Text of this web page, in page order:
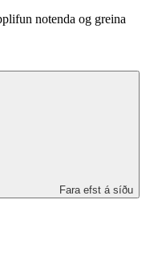
notenda og greina
Fara efst á síðu